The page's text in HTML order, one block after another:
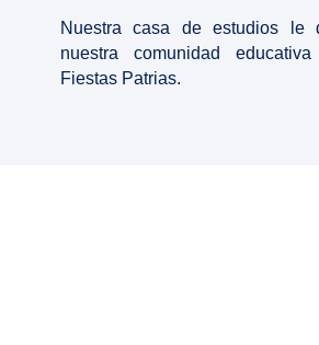
Nuestra casa de estudios le
nuestra comunidad
Fiestas Patrias.